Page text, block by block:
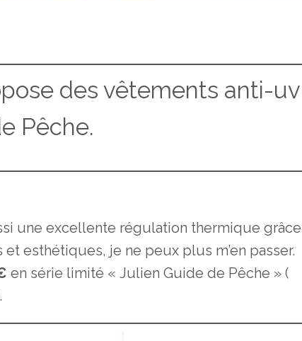
des vêtements anti-uv
Pêche.
une excellente régulation thermique grâce
esthétiques, je ne peux plus m’en passer.
en série limité « Julien Guide de Pêche » (